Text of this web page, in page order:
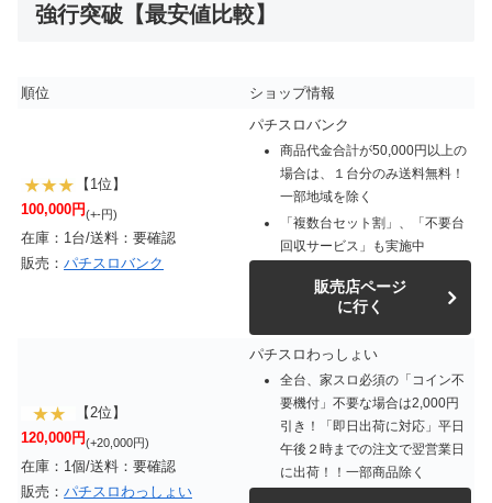
強行突破【最安値比較】
順位 ショップ情報
【1位】
100,000円(+-円)
在庫：1台/送料：要確認
販売： パチスロバンク
パチスロバンク
商品代金合計が50,000円以上の
場合は、１台分のみ送料無料！
一部地域を除く
「複数台セット割」、「不要台
回収サービス」も実施中
販売店ページ
に行く
【2位】
120,000円(+20,000円)
在庫：1個/送料：要確認
販売： パチスロわっしょい
パチスロわっしょい
全台、家スロ必須の「コイン不
要機付」不要な場合は2,000円
引き！「即日出荷に対応」平日
午後２時までの注文で翌営業日
に出荷！！一部商品除く